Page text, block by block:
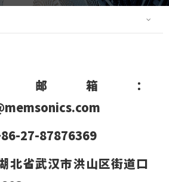
邮箱：
27-87876369
北省武汉市洪山区街道口